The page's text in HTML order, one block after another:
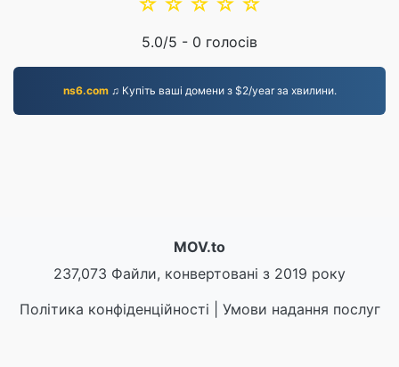
5.0/5 - 0 голосів
ns6.com♫ Купіть ваші домени з $2/year за хвилини.
MOV.to
237,073 Файли, конвертовані з 2019 року
Політика конфіденційності
Умови надання послуг